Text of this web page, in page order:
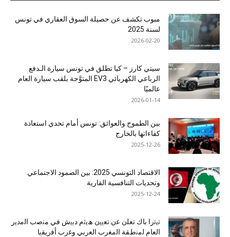
مبوب تكشف عن حصيلة السوق العقاري في تونس
لسنة 2025
2026-02-20
سيتي كارز – كيا تطلق في تونس سيارة الـدفع
الرباعي الكهربائي EV3 المتوَّجة بلقب سيارة العام
عالميًا
2026-01-14
بين الطموح والعوائق: تونس أمام تحدي استعادة
كفاءاتها بالخارج
2025-12-26
الاقتصاد التونسي 2025: بين الصمود الاجتماعي
وتحديات التنافسية القارية
2025-12-24
ﺗﯾﺗرا ﺑﺎك ﺗﻌﻠن ﻋن ﺗﻌﯾﯾن ھﯾﺛم دﺑﯾش ﻓﻲ ﻣﻧﺻب اﻟﻣدﯾر
اﻟﻌﺎم ﻟﻣﻧطﻘﺔ اﻟﻣﻐرب اﻟﻌرﺑﻲ وﻏرب أﻓرﯾﻘﯾﺎ